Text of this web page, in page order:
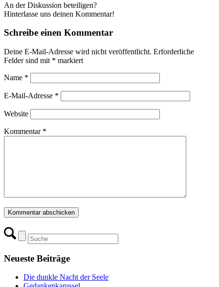
An der Diskussion beteiligen?
Hinterlasse uns deinen Kommentar!
Schreibe einen Kommentar
Deine E-Mail-Adresse wird nicht veröffentlicht. Erforderliche
Felder sind mit * markiert
Name *
E-Mail-Adresse *
Website
Kommentar *
Neueste Beiträge
Die dunkle Nacht der Seele